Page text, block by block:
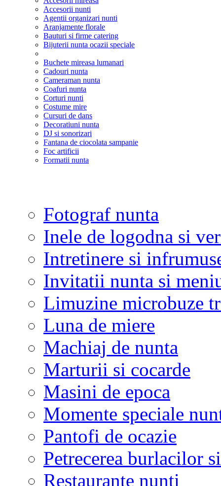
Accesorii nunti
Agentii organizari nunti
Aranjamente florale
Bauturi si firme catering
Bijuterii nunta ocazii speciale
Buchete mireasa lumanari
Cadouri nunta
Cameraman nunta
Coafuri nunta
Corturi nunti
Costume mire
Cursuri de dans
Decoratiuni nunta
DJ si sonorizari
Fantana de ciocolata sampanie
Foc artificii
Formatii nunta
Fotograf nunta
Inele de logodna si
Intretinere si
Invitatii nunta si
Limuzine microbuze
Luna de miere
Machiaj de nunta
Marturii si cocarde
Masini de epoca
Momente speciale
Pantofi de ocazie
Petrecerea burlacilor
Restaurante nunti